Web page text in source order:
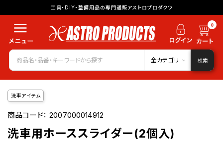
工具・DIY・整備用品の専門通販アストロプロダクツ
0
全カテゴリ 検索
洗車アイテム
商品コード：2007000014912
洗車用ホーススライダー(2個入)